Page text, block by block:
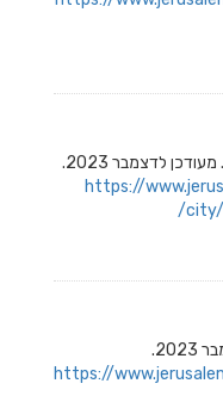
לדצמבר 2023.
https://
city/
https://